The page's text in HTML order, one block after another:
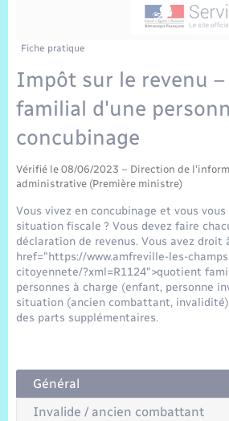
Risques naturels et
Permis détention de chien
Numéros utiles
Vidéoprotection
Infos communales
Journal municipal numérique
Publications
Les employés communaux
Arrêtés municipaux
Budget
Cadastre
La Communauté de
Eure en Normandie
L’Eglise
Le Cimetière
Projets et Réalisations
Info Patrimoine communal
Elections et citoyenneté
Concessions funéraires
Déchets
EDF ENEDIS
Véolia – Eau Assainissement
Enfants – Jeunes
Seniors
Numérique
Transports
Météo
Sports et activités
Associations
Tourisme
Hébergement de loisirs
Bilan des 2 mandats : 2014 et
Fiche pratique
Impôt sur le revenu
familial d'une
concubinage
Vérifié le 08/06/2023 – Direction de
administrative (Première ministre)
Vous vivez en concubinage et vous
situation fiscale ? Vous devez faire
déclaration de revenus. Vous avez droit
href="https://www.amfreville-les-
citoyennete/?xml=R1124">quotient
personnes à charge (enfant, personne
situation (ancien combattant,
des parts supplémentaires.
Général
Invalide / ancien combattant